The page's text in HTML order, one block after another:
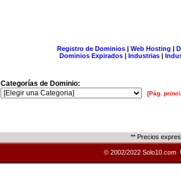
Registro de Dominios| Web Hosting |
Dominios Expirados | Industrias |
Categorías de Dominio:
[Pág.
** Precios
© 2002/2022 Solo10.com